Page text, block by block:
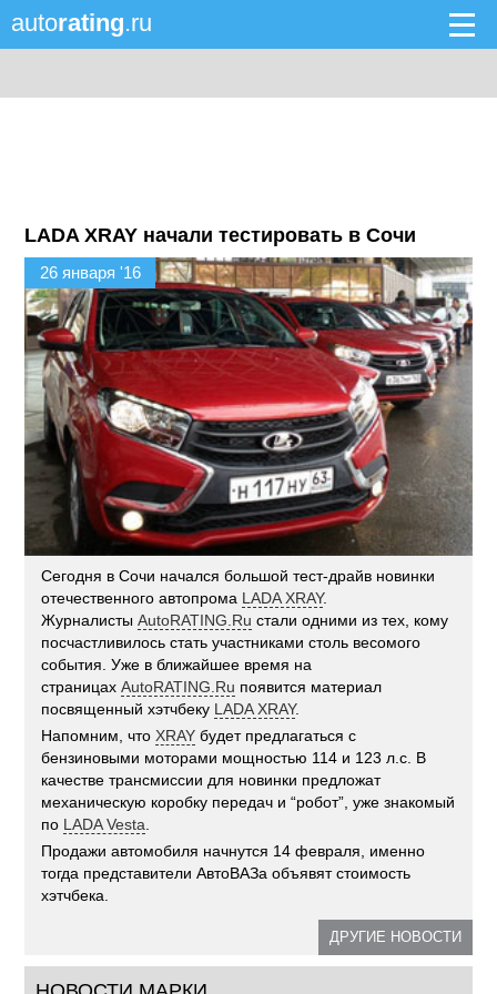
autorating.ru
LADA XRAY начали тестировать в Сочи
26 января '16
Сегодня в Сочи начался большой тест-драйв новинки
отечественного автопрома LADA XRAY.
ЖурналистыAutoRATING.Ru стали одними из тех, кому
посчастливилось стать участниками столь весомого
события. Уже в ближайшее время на
страницахAutoRATING.Ru появится материал
посвященный хэтчбеку LADA XRAY.
Напомним, что XRAY будет предлагаться с
бензиновыми моторами мощностью 114 и 123 л.с. В
качестве трансмиссии для новинки предложат
механическую коробку передач и “робот”, уже знакомый
по LADA Vesta
Продажи автомобиля начнутся 14 февраля, именно
тогда представители АвтоВАЗа объявят стоимость
хэтчбека.
ДРУГИЕ НОВОСТИ